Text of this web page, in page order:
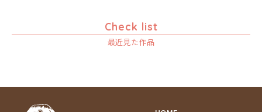
Check list
最近見た作品